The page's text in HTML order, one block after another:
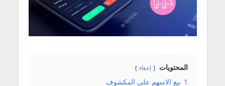
المحتويات إخفاء
1 بيع الاسهم على المكشوف